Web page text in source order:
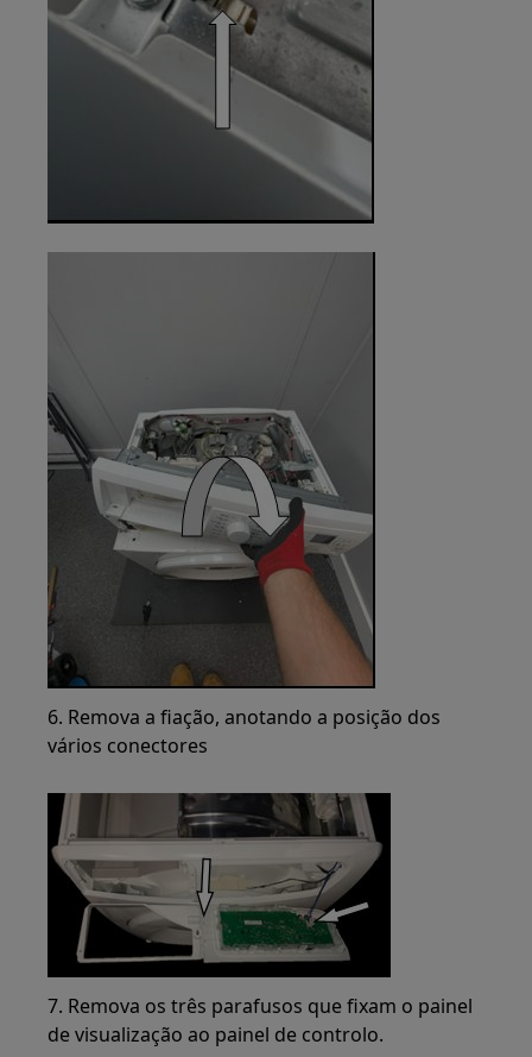
6. Remova a fiação, anotando a posição dos
vários conectores
7. Remova os três parafusos que fixam o painel
de visualização ao painel de controlo.